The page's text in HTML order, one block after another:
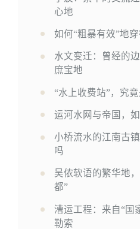
心地
如何“粗暴有效”地
水文变迁：曾经的
庶宝地
“水上收费站”，究
运河水网与帝国，
小桥流水的江南古
吗
吴侬软语的繁华地
都”
漕运工程：来自“国
勒索